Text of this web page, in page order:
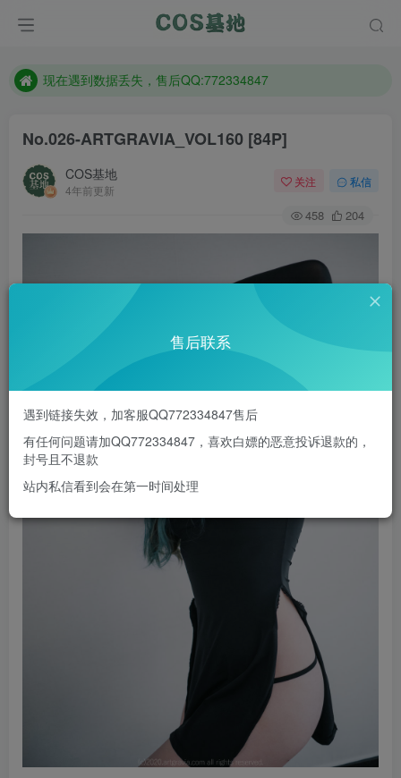
现在遇到数据丢失，售后QQ:772334847
防失联：百度搜索《趣画刊》，实时查看最新站点。
No.026-ARTGRAVIA_VOL160 [84P]
COS基地
4年前更新
关注 私信
458 204
售后联系
遇到链接失效，加客服QQ772334847售后
有任何问题请加QQ772334847，喜欢白嫖的恶意投诉退款的，
封号且不退款
站内私信看到会在第一时间处理